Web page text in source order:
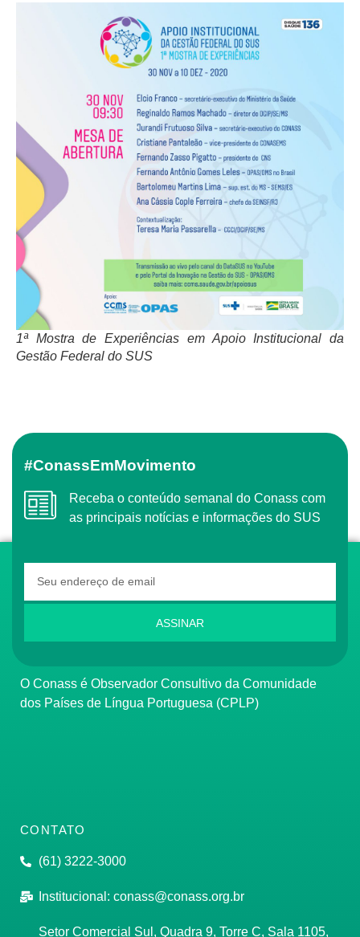
1ª Mostra de Experiências em Apoio Institucional da
Gestão Federal do SUS
#ConassEmMovimento
Receba o conteúdo semanal do Conass com
as principais notícias e informações do SUS
ASSINAR
O Conass é Observador Consultivo da Comunidade
dos Países de Língua Portuguesa (CPLP)
CONTATO
(61) 3222-3000
Institucional: conass@conass.org.br
Setor Comercial Sul, Quadra 9, Torre C, Sala 1105,